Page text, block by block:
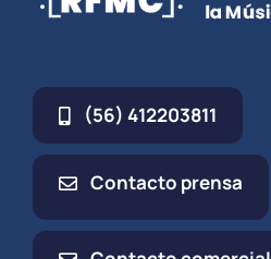
(56) 412203811
Contacto prensa